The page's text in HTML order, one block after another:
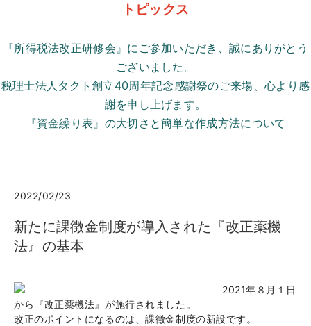
トピックス
『所得税法改正研修会』にご参加いただき、誠にありがとう
ございました。
税理士法人タクト創立40周年記念感謝祭のご来場、心より感
謝を申し上げます。
『資金繰り表』の大切さと簡単な作成方法について
2022/02/23
新たに課徴金制度が導入された『改正薬機
法』の基本
2021年８月１日
から『改正薬機法』が施行されました。
改正のポイントになるのは、課徴金制度の新設です。